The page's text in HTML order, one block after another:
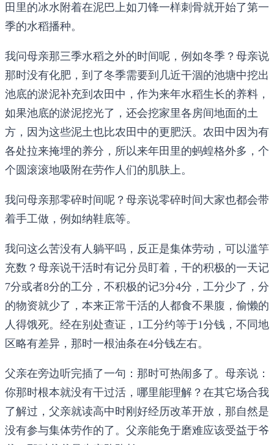
田里的冰水附着在泥巴上如刀锋一样刺骨就开始了第一
季的水稻播种。
我问母亲那三季水稻之外的时间呢，例如冬季？母亲说
那时没有化肥，到了冬季需要到几近干涸的池塘中挖出
池底的淤泥补充到农田中，作为来年水稻生长的养料，
如果池底的淤泥挖光了，还会挖家里各房间地面的土
方，因为这些泥土也比农田中的更肥沃。农田中因为有
各处拉来掩埋的养分，所以来年田里的蚂蝗格外多，个
个圆滚滚地吸附在劳作人们的肌肤上。
我问母亲那零碎时间呢？母亲说零碎时间大家也都会带
着手工做，例如纳鞋底等。
我问这么苦没有人躺平吗，反正是集体劳动，可以滥竽
充数？母亲说干活时有记分员盯着，干的积极的一天记
7分或者8分的工分，不积极的记3分4分，工分少了，分
的物资就少了，本来正常干活的人都食不果腹，偷懒的
人得饿死。经在别处查证，1工分约等于1分钱，不同地
区略有差异，那时一根油条在4分钱左右。
父亲在旁边听完插了一句：那时可热闹多了。母亲说：
你那时根本就没有干过活，哪里能理解？在其它场合我
了解过，父亲就读高中时刚好经历改革开放，那自然是
没有参与集体劳作的了。父亲能免于磨难应该受益于爷